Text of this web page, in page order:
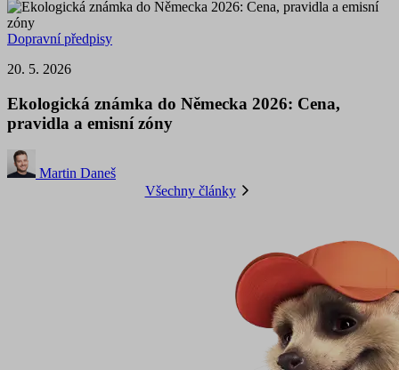
Dopravní předpisy
20. 5. 2026
Ekologická známka do Německa 2026: Cena,
pravidla a emisní zóny
Martin Daneš
Všechny články